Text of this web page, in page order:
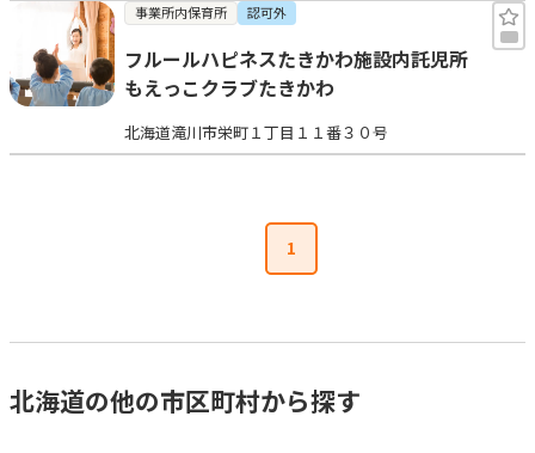
事業所内保育所 認可外
フルールハピネスたきかわ施設内託児所
もえっこクラブたきかわ
北海道滝川市栄町１丁目１１番３０号
1
北海道の他の市区町村から探す